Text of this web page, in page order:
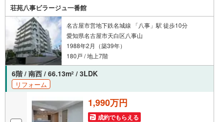
日ございません
荘苑八事ビラージュ一番館
名古屋市営地下鉄名城線 「八事」駅 徒歩10分
愛知県名古屋市天白区八事山
1988年2月（築39年）
180戸 / 地上7階
6階 / 南西 / 66.13m2 / 3LDK
リフォーム
1,990万円
成約でもらえる